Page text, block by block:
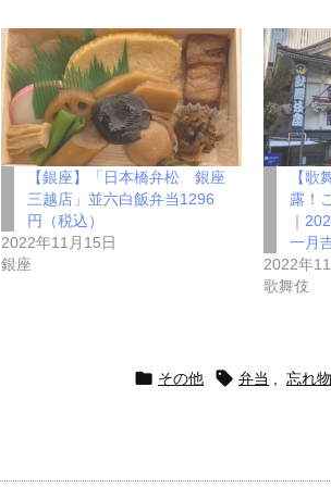
【銀座】「日本橋弁松 銀座
三越店」並六白飯弁当1296
円（税込）
2022年11月15日
銀座
【歌
露！
｜
一月
2022年
歌舞伎
 その他  弁当 忘れ物